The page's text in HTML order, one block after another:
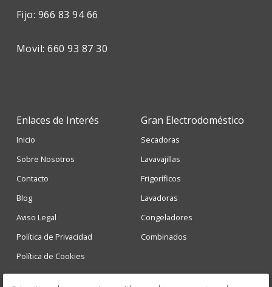
Fijo: 966 83 94 66
Movil: 660 93 87 30
Enlaces de Interés
Inicio
Sobre Nosotros
Contacto
Blog
Aviso Legal
Política de Privacidad
Política de Cookies
Gran Electrodoméstico
Secadoras
Lavavajillas
Frigoríficos
Lavadoras
Congeladores
Combinados